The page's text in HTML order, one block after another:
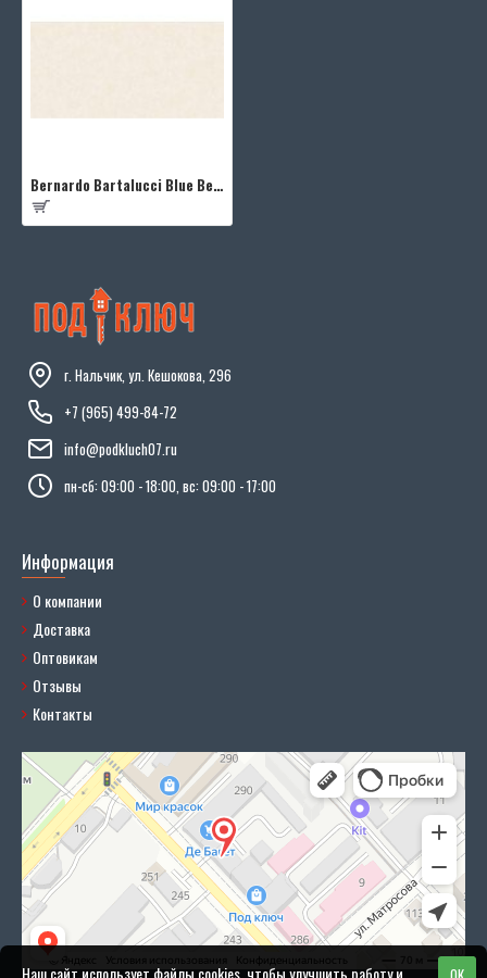
Bernardo Bartalucci Blue Beatrice 5018-1
г. Нальчик, ул. Кешокова, 296
+7 (965) 499-84-72
info@podkluch07.ru
пн-сб: 09:00 - 18:00, вс: 09:00 - 17:00
Информация
О компании
Доставка
Оптовикам
Отзывы
Контакты
Наш сайт использует файлы cookies, чтобы улучшить работу и